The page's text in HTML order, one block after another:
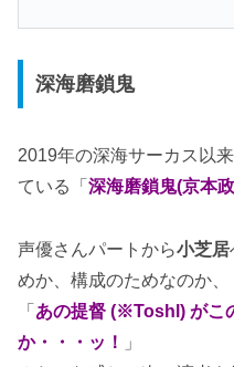
深海磨鎖鬼
2019年の深海サーカス以
ている「 深海磨鎖鬼(京本
声優さんパートから小芝居
めか、構成のためなのか、
「 あの提督 (※Toshl) がこ
か・・・ッ！
」